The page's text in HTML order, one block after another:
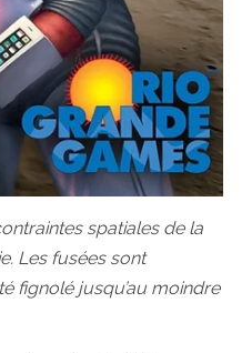
spatiales de la
Les fusées sont
fignolé jusqu’au moindre